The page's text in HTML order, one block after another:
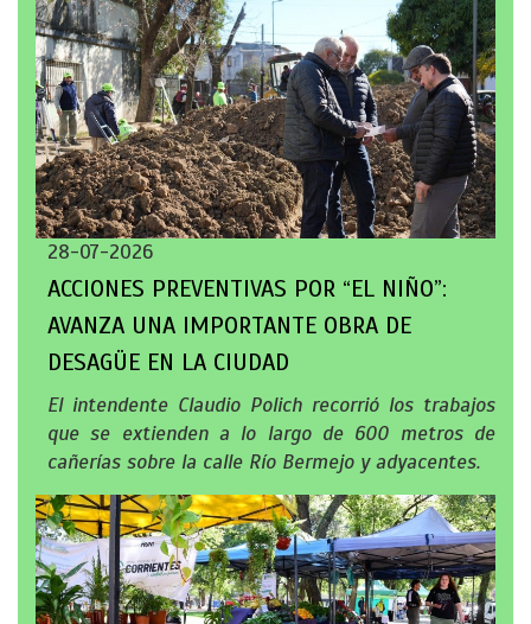
28-07-2026
ACCIONES PREVENTIVAS POR “EL NIÑO”:
AVANZA UNA IMPORTANTE OBRA DE
DESAGÜE EN LA CIUDAD
El intendente Claudio Polich recorrió los trabajos
que se extienden a lo largo de 600 metros de
cañerías sobre la calle Río Bermejo y adyacentes.